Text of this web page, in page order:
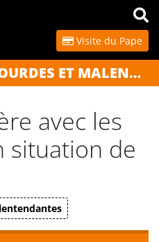
Visite du Pape
OKPERSONNES SOURDES ET MALENTENDANTES
avec les
situation de